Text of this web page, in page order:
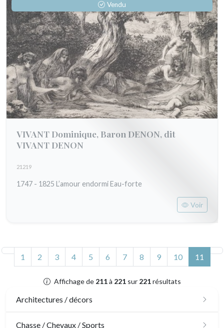
Vendu
VIVANT Dominique, Baron DENON, dit
VIVANT DENON
21219
1747 - 1825 L’amour endormi Eau-forte
Voir
1 2 3 4 5 6 7 8 9 10 11
Affichage de 211à 221sur 221résultats
Architectures / décors
Architecture
Chasse / Chevaux / Sports